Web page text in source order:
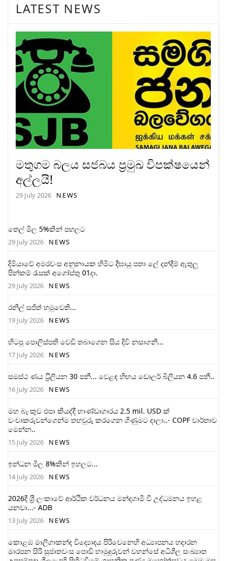
LATEST NEWS
මතුගම බලය සජබය ප්‍රමුඛ විපක්ෂයෙන්
අල්ලයි!
29 July 2026 NEWS
තෙල් මිල 5%කින් පහලට
29 July 2026 NEWS
දිමියාවේ අමරවංස අනුනායක හිමිට දීඝායු පතා ලේ දන්දීම් ඇතුලු
පින්කම් රැසක් අගෝස්තු 01දා.
29 July 2026 NEWS
රනිල් සජිත් හමුවෙති...
19 July 2026 NEWS
හිටපු පොලිස්පති වෙඩි තබාගෙන සිය දිවි නසාගනී...
17 July 2026 NEWS
සමස්ථ ණය ට‍්‍රිලියන 30 පනී... වෙළඳ හිඟය ඩොලර් බිලියන 4.6 පනී..
16 July 2026 NEWS
මහ බැංකුව එපා කියද්දී භාණ්ඩාගාරය 2.5 mil. USD ක්
වංචාකරුවන්ගෙන්ම තහවුරු කරගෙන ගිණුමට දාලා..- COPF වාර්තාව
මෙන්න..
15 July 2026 NEWS
ඉන්ධන මිල 8%කින් ඉහලට...
14 July 2026 NEWS
2026දී ශ‍්‍රී ලංකාවේ ආර්ථික වර්ධනය මන්දගාමී වී උද්ධමනය ඉහළ
යනවා...- ADB
13 July 2026 NEWS
කොළඹ මාලිගාකන්ද විද්‍යොදය පිරිවෙනෙහි අධ්‍යාපනය හදාරන
මාරපන සිරි සුජාතවංස පොඩි හාමුදුරුවන් වහන්සේ අධිශීල සංඛ්‍යාත